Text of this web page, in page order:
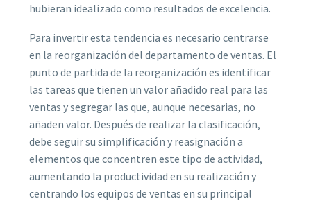
hubieran idealizado como resultados de excelencia.
Para invertir esta tendencia es necesario centrarse
en la reorganización del departamento de ventas. El
punto de partida de la reorganización es identificar
las tareas que tienen un valor añadido real para las
ventas y segregar las que, aunque necesarias, no
añaden valor. Después de realizar la clasificación,
debe seguir su simplificación y reasignación a
elementos que concentren este tipo de actividad,
aumentando la productividad en su realización y
centrando los equipos de ventas en su principal